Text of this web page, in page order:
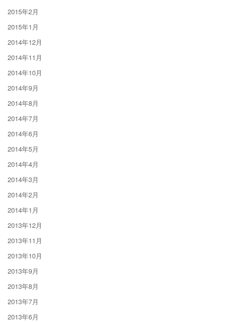
2015年2月
2015年1月
2014年12月
2014年11月
2014年10月
2014年9月
2014年8月
2014年7月
2014年6月
2014年5月
2014年4月
2014年3月
2014年2月
2014年1月
2013年12月
2013年11月
2013年10月
2013年9月
2013年8月
2013年7月
2013年6月